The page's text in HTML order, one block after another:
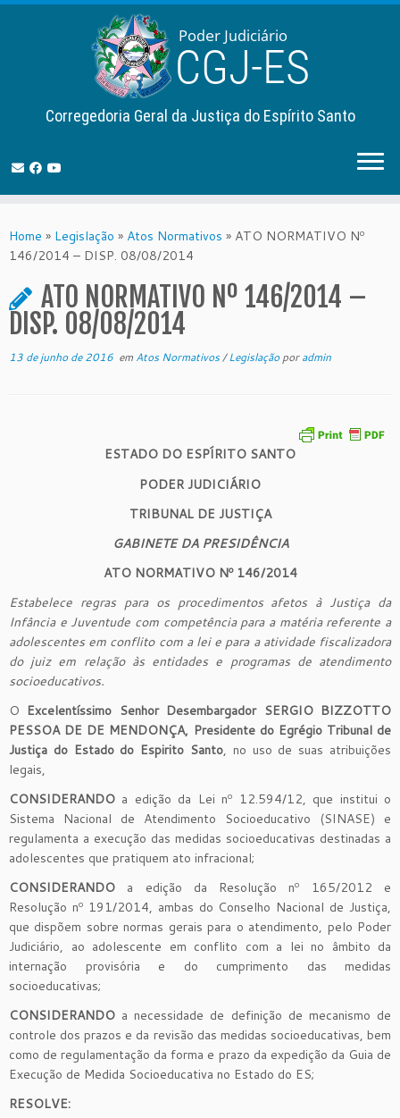
to
content
Corregedoria Geral da Justiça do Espírito Santo
Home » Legislação » Atos Normativos » ATO NORMATIVO Nº
146/2014 – DISP. 08/08/2014
ATO NORMATIVO Nº 146/2014 –
DISP. 08/08/2014
13 de junho de 2016 em Atos Normativos/Legislaçãoporadmin
ESTADO DO ESPÍRITO SANTO
PODER JUDICIÁRIO
TRIBUNAL DE JUSTIÇA
GABINETE DA PRESIDÊNCIA
ATO NORMATIVO Nº 146/2014
Estabelece regras para os procedimentos afetos à Justiça da
Infância e Juventude com competência para a matéria referente a
adolescentes em conflito com a lei e para a atividade fiscalizadora
do juiz em relação às entidades e programas de atendimento
socioeducativos.
O Excelentíssimo Senhor Desembargador SERGIO BIZZOTTO
PESSOA DE DE MENDONÇA, Presidente do Egrégio Tribunal de
Justiça do Estado do Espirito Santo, no uso de suas atribuições
legais,
CONSIDERANDO a edição da Lei nº 12.594/12, que institui o
Sistema Nacional de Atendimento Socioeducativo (SINASE) e
regulamenta a execução das medidas socioeducativas destinadas a
adolescentes que pratiquem ato infracional;
CONSIDERANDO a edição da Resolução nº 165/2012 e
Resolução nº 191/2014, ambas do Conselho Nacional de Justiça,
que dispõem sobre normas gerais para o atendimento, pelo Poder
Judiciário, ao adolescente em conflito com a lei no âmbito da
internação provisória e do cumprimento das medidas
socioeducativas;
CONSIDERANDO a necessidade de definição de mecanismo de
controle dos prazos e da revisão das medidas socioeducativas, bem
como de regulamentação da forma e prazo da expedição da Guia de
Execução de Medida Socioeducativa no Estado do ES;
RESOLVE: